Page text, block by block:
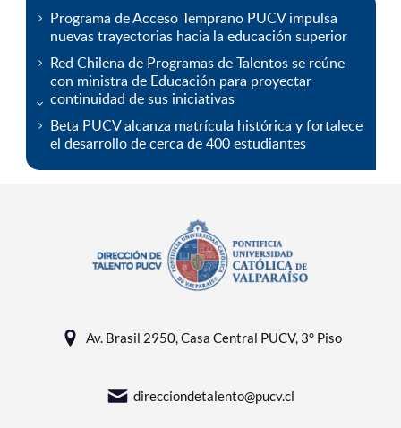
Programa de Acceso Temprano PUCV impulsa
nuevas trayectorias hacia la educación superior
Red Chilena de Programas de Talentos se reúne
con ministra de Educación para proyectar
continuidad de sus iniciativas
Beta PUCV alcanza matrícula histórica y fortalece
el desarrollo de cerca de 400 estudiantes
Av. Brasil 2950, Casa Central PUCV, 3° Piso
direcciondetalento@pucv.cl